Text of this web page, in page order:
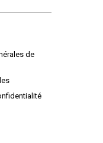
de